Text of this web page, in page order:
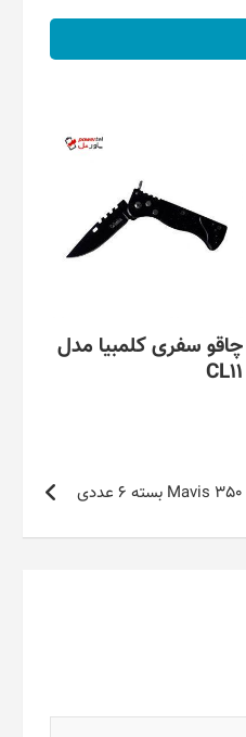
چاقو سفری کلمبیا مدل
CL11